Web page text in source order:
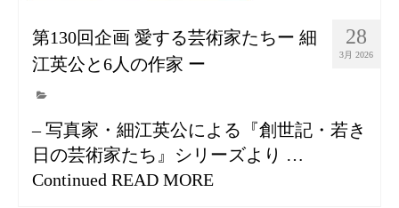
28
3月 2026
第130回企画 愛する芸術家たちー 細
江英公と6人の作家 ー
– 写真家・細江英公による『創世記・若き
日の芸術家たち』シリーズより …
Continued READ MORE